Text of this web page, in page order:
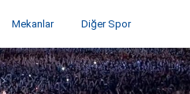
Mekanlar Diğer Spor